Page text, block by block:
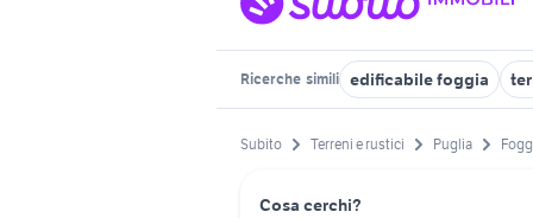
Ricerche simili edificabile foggia
Subito Terreni e rustici Puglia
Cosa cerchi?